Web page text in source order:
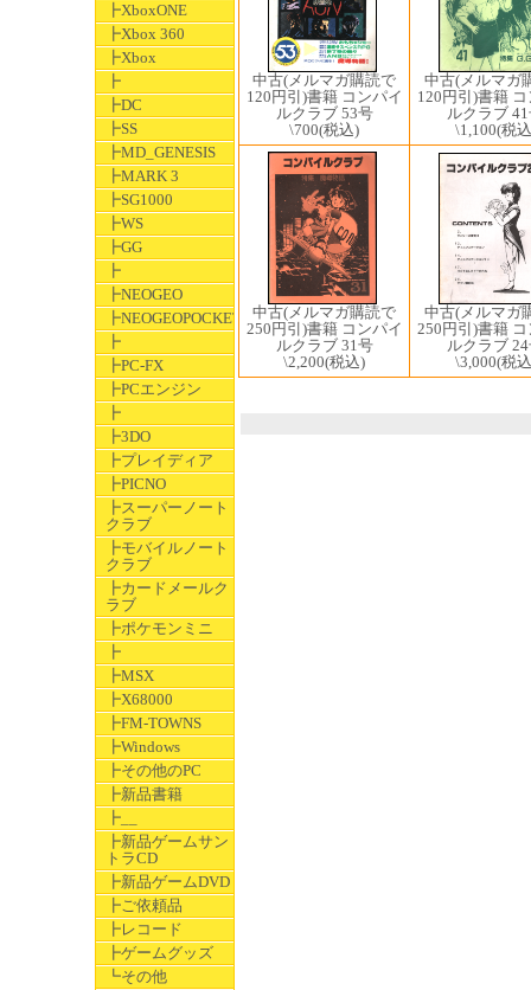
┣XboxONE
┣Xbox 360
┣Xbox
┣
┣DC
┣SS
┣MD_GENESIS
┣MARK 3
┣SG1000
┣WS
┣GG
┣
┣NEOGEO
┣NEOGEOPOCKET
┣
┣PC-FX
┣PCエンジン
┣
┣3DO
┣プレイディア
┣PICNO
┣スーパーノート
クラブ
┣モバイルノート
クラブ
┣カードメールク
ラブ
┣ポケモンミニ
┣
┣MSX
┣X68000
┣FM-TOWNS
┣Windows
┣その他のPC
┣新品書籍
┣__
┣新品ゲームサン
トラCD
┣新品ゲームDVD
┣ご依頼品
┣レコード
┣ゲームグッズ
┗その他
中古(メルマガ購読で
120円引)書籍 コンパイ
ルクラブ 53号
\700(税込)
中古(メルマガ
120円引)書籍
ルクラブ
\1,100(税
中古(メルマガ購読で
250円引)書籍 コンパイ
ルクラブ 31号
\2,200(税込)
中古(メルマガ
250円引)書籍
ルクラブ
\3,000(税